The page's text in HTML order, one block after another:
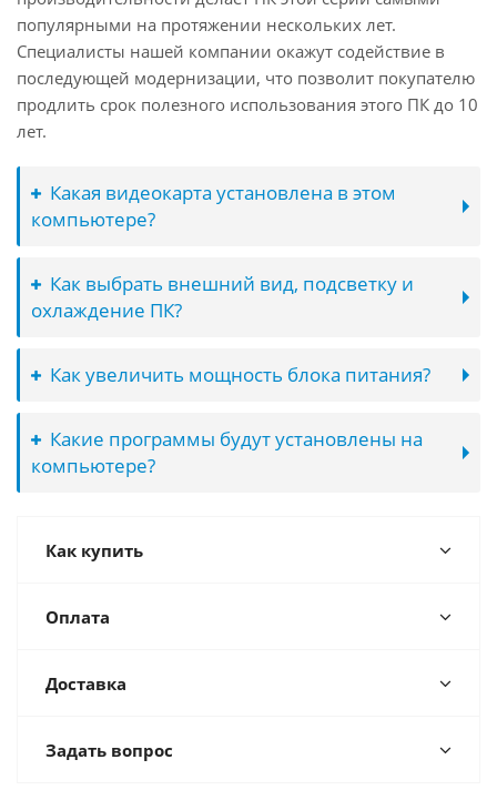
популярными на протяжении нескольких лет.
Специалисты нашей компании окажут содействие в
последующей модернизации, что позволит покупателю
продлить срок полезного использования этого ПК до 10
лет.
Какая видеокарта установлена в этом
компьютере?
Как выбрать внешний вид, подсветку и
охлаждение ПК?
Как увеличить мощность блока питания?
Какие программы будут установлены на
компьютере?
Как купить
Оплата
Доставка
Задать вопрос